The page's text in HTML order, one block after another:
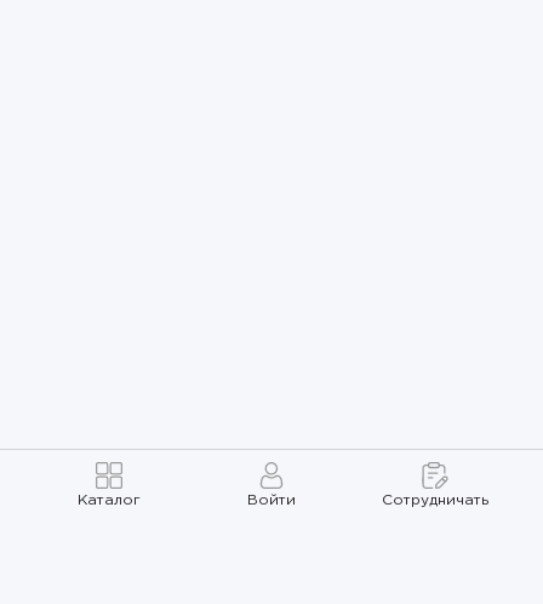
Каталог Войти Сотрудничать